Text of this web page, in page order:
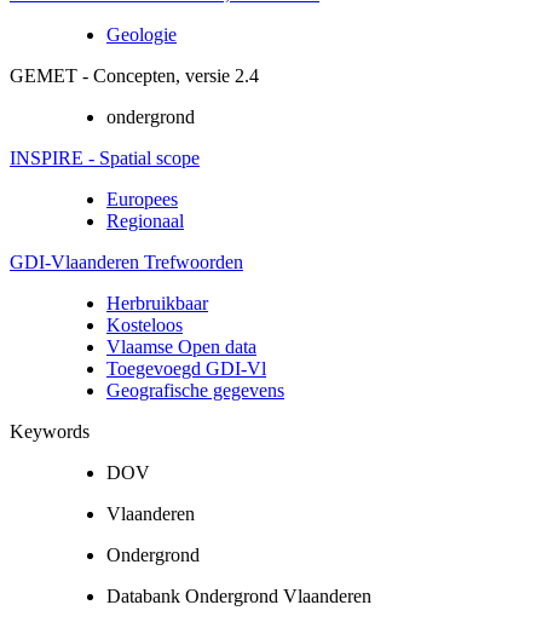
Geologie
GEMET - Concepten, versie 2.4
ondergrond
INSPIRE - Spatial scope
Europees
Regionaal
GDI-Vlaanderen Trefwoorden
Herbruikbaar
Kosteloos
Vlaamse Open data
Toegevoegd GDI-Vl
Geografische gegevens
Keywords
DOV
Vlaanderen
Ondergrond
Databank Ondergrond Vlaanderen